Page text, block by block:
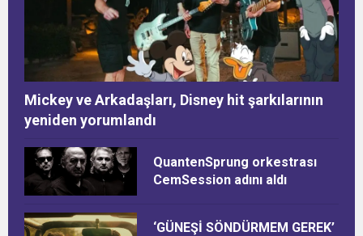
Mickey ve Arkadaşları, Disney hit şarkılarının
yeniden yorumlandı
QuantenSprung orkestrası
CemSession adını aldı
‘GÜNEŞİ SÖNDÜRMEM GEREK’